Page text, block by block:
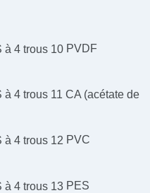
PVDF
CA (acétate de
PVC
PES